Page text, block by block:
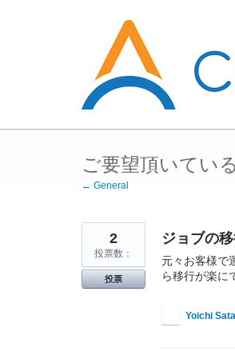
ご要望頂いてい
← General
ジョブの
元々お客様で
ら移行が楽に
2
投票数：
投票
Yoichi